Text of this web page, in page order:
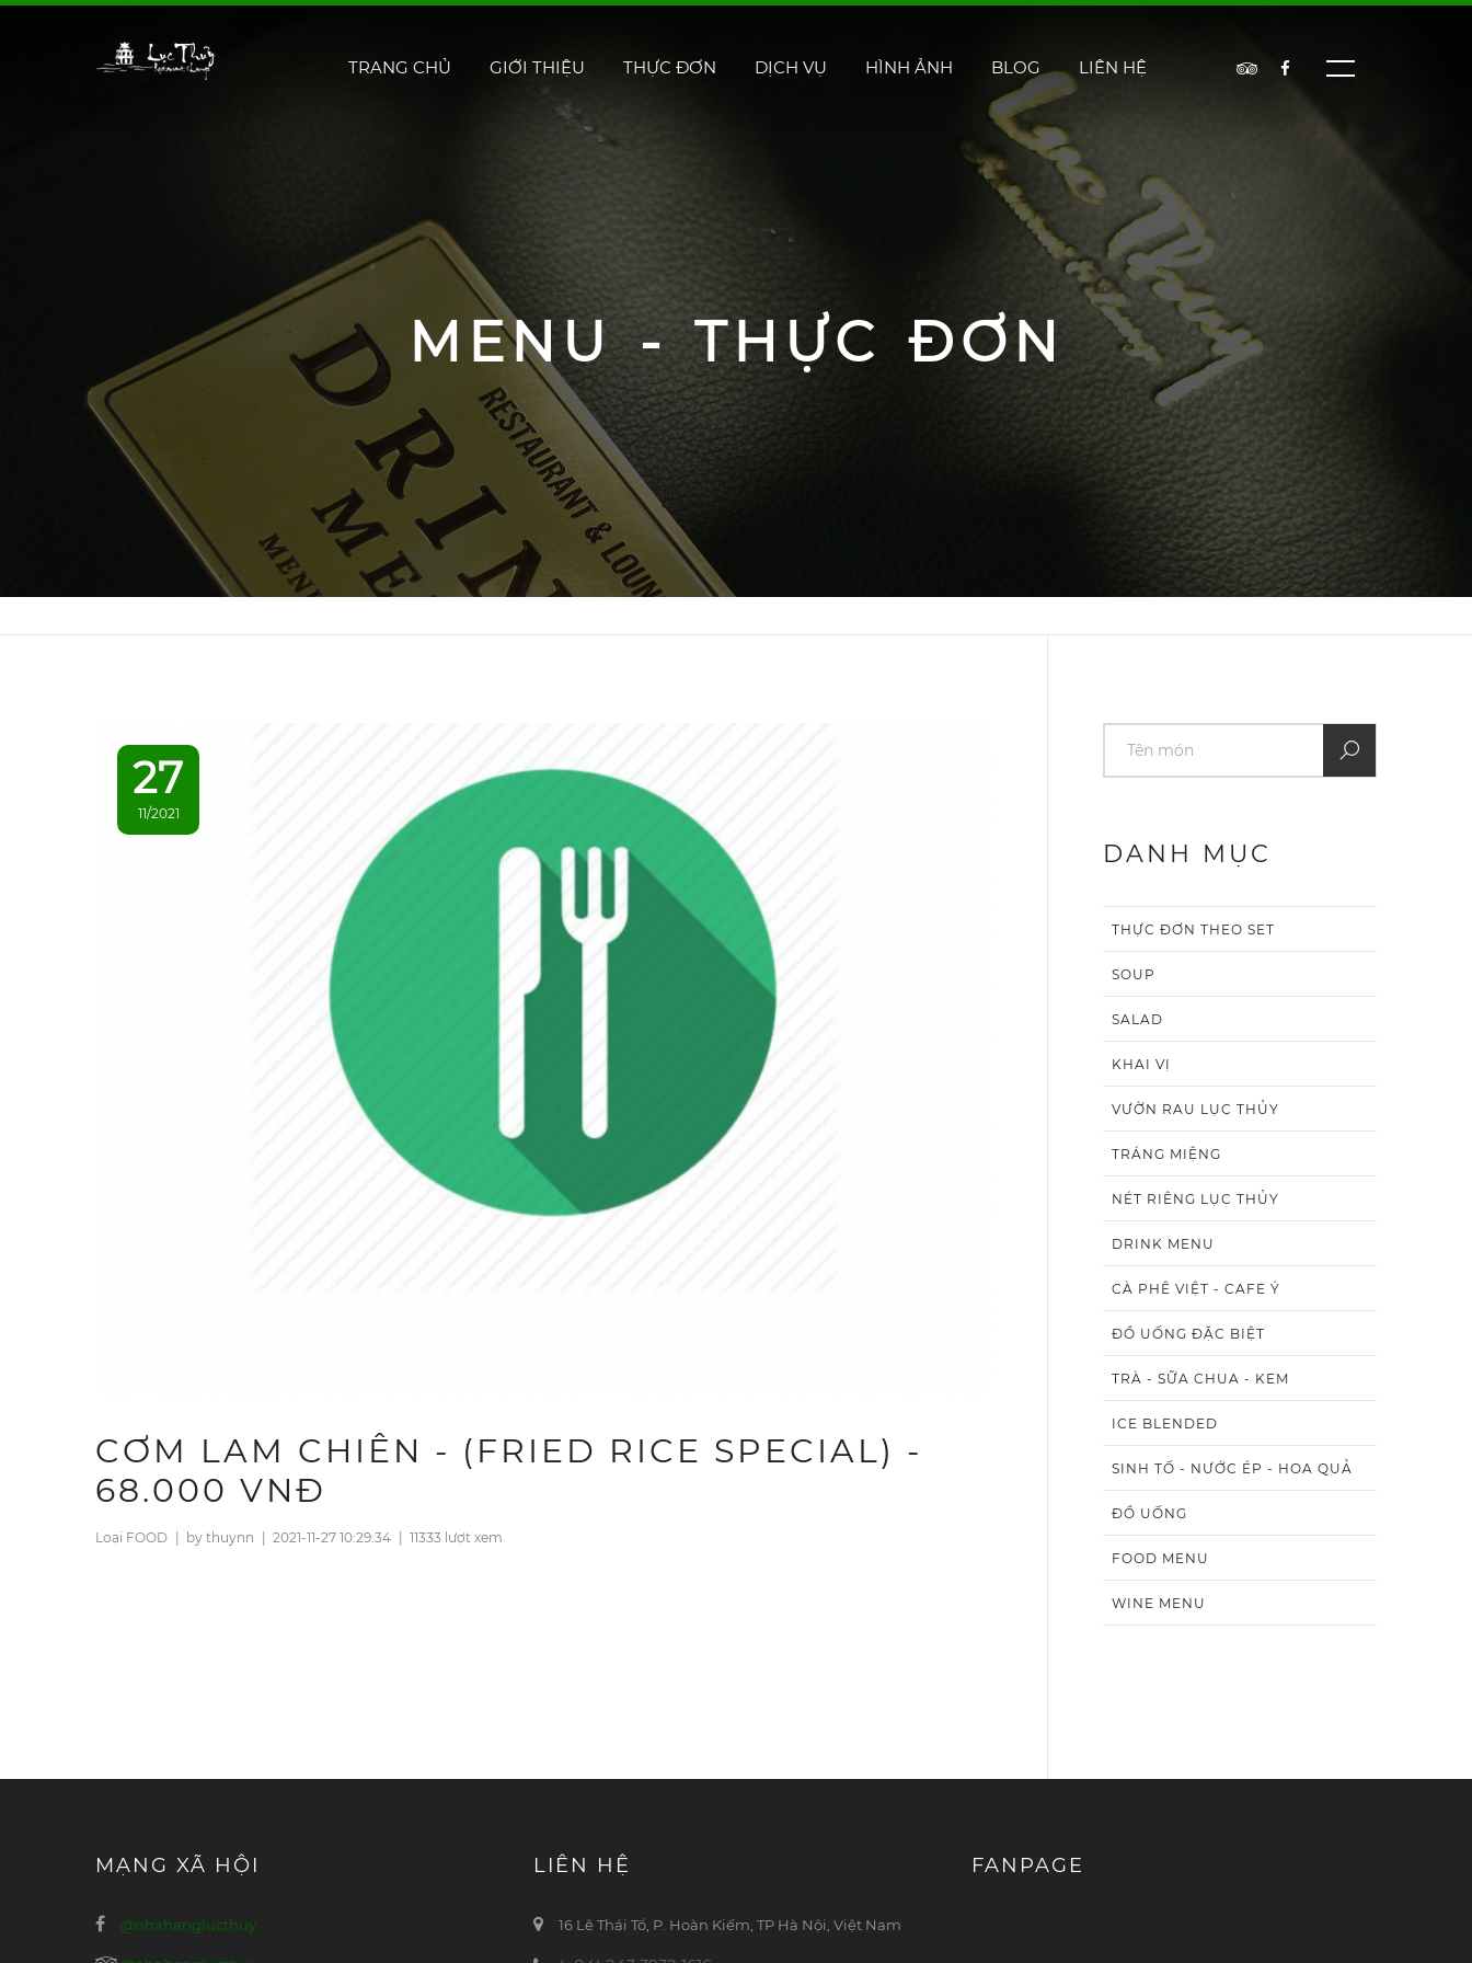
TRANG CHỦ GIỚI THIỆU THỰC ĐƠN DỊCH VỤ HÌNH ẢNH BLOG LIÊN HỆ
MENU - THỰC ĐƠN
27
11/2021
CƠM LAM CHIÊN - (FRIED RICE SPECIAL) -
68.000 VNĐ
Loại FOOD by thuynn 2021-11-27 10:29:34 11333 lượt xem
DANH MỤC
THỰC ĐƠN THEO SET
SOUP
SALAD
KHAI VỊ
VƯỜN RAU LỤC THỦY
TRÁNG MIỆNG
NÉT RIÊNG LỤC THỦY
DRINK MENU
CÀ PHÊ VIỆT - CAFE Ý
ĐỒ UỐNG ĐẶC BIỆT
TRÀ - SỮA CHUA - KEM
ICE BLENDED
SINH TỐ - NƯỚC ÉP - HOA QUẢ
ĐỒ UỐNG
FOOD MENU
WINE MENU
MẠNG XÃ HỘI
@nhahanglucthuy
LIÊN HỆ
16 Lê Thái Tổ, P. Hoàn Kiếm, TP Hà Nội, Việt Nam
FANPAGE